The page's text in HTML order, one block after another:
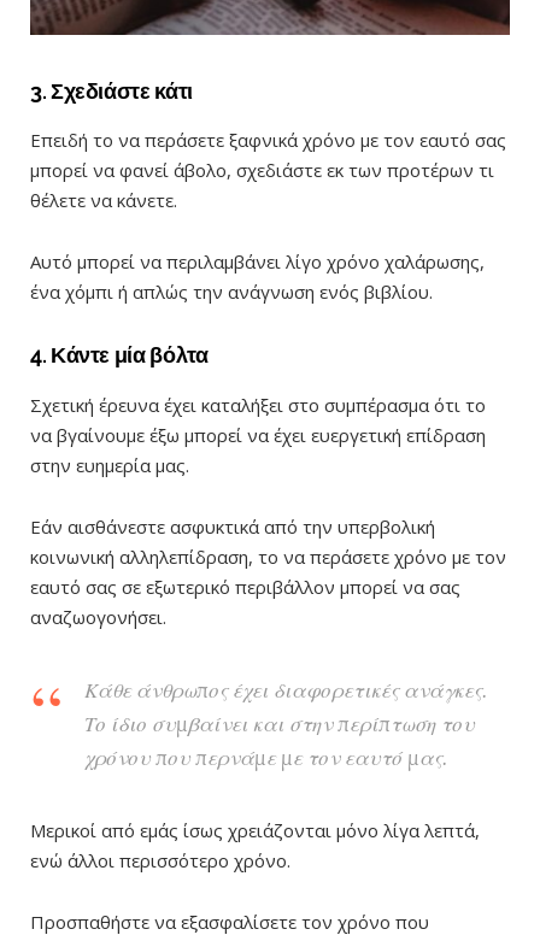
3. Σχεδιάστε κάτι
Επειδή το να περάσετε ξαφνικά χρόνο με τον εαυτό σας
μπορεί να φανεί άβολο, σχεδιάστε εκ των προτέρων τι
θέλετε να κάνετε.
Αυτό μπορεί να περιλαμβάνει λίγο χρόνο χαλάρωσης,
ένα χόμπι ή απλώς την ανάγνωση ενός βιβλίου.
4. Κάντε μία βόλτα
Σχετική έρευνα έχει καταλήξει στο συμπέρασμα ότι το
να βγαίνουμε έξω μπορεί να έχει ευεργετική επίδραση
στην ευημερία μας.
Εάν αισθάνεστε ασφυκτικά από την υπερβολική
κοινωνική αλληλεπίδραση, το να περάσετε χρόνο με τον
εαυτό σας σε εξωτερικό περιβάλλον μπορεί να σας
αναζωογονήσει.
Κάθε άνθρωπος έχει διαφορετικές ανάγκες.
Το ίδιο συμβαίνει και στην περίπτωση του
χρόνου που περνάμε με τον εαυτό μας.
Μερικοί από εμάς ίσως χρειάζονται μόνο λίγα λεπτά,
ενώ άλλοι περισσότερο χρόνο.
Προσπαθήστε να εξασφαλίσετε τον χρόνο που